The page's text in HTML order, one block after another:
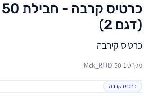
(דגם 2)
כרטיס קירבה
מק"ט:Mck_RFID-50-1
כרטיס קרבה